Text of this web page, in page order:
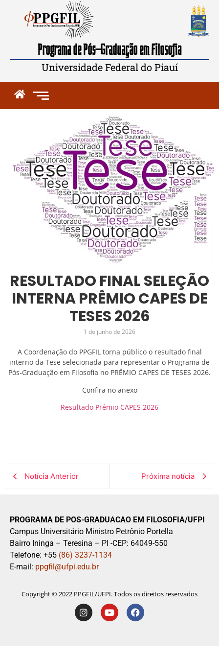
Programa de Pós-Graduação em Filosofia
Universidade Federal do Piauí
RESULTADO FINAL SELEÇÃO
INTERNA PRÊMIO CAPES DE
TESES 2026
1 de junho de 2026
A Coordenação do PPGFIL torna público o resultado final
interno da Tese selecionada para representar o Programa de
Pós-Graduação em Filosofia no PRÊMIO CAPES DE TESES 2026.
Confira no anexo
Resultado Prêmio CAPES 2026
Notícia Anterior Próxima notícia
PROGRAMA DE POS-GRADUACAO EM FILOSOFIA/UFPI
Campus Universitário Ministro Petrônio Portella
Bairro Ininga – Teresina – PI -CEP: 64049-550
Telefone: +55 (86) 3237-1134
E-mail: ppgfil@ufpi.edu.br
Copyright © 2022 PPGFIL/UFPI. Todos os direitos reservados